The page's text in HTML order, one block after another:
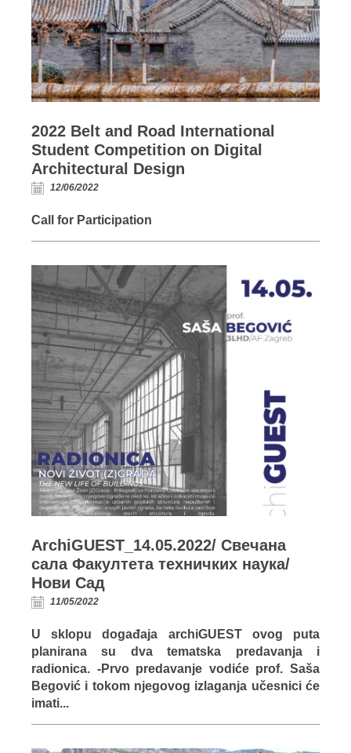
2022 Belt and Road International
Student Competition on Digital
Architectural Design
12/06/2022
Call for Participation
ArchiGUEST_14.05.2022/ Свечана
сала Факултета техничких наука/
Нови Сад
11/05/2022
U sklopu događaja archiGUEST ovog puta
planirana su dva tematska predavanja i
radionica. -Prvo predavanje vodiće prof. Saša
Begović i tokom njegovog izlaganja učesnici će
imati...